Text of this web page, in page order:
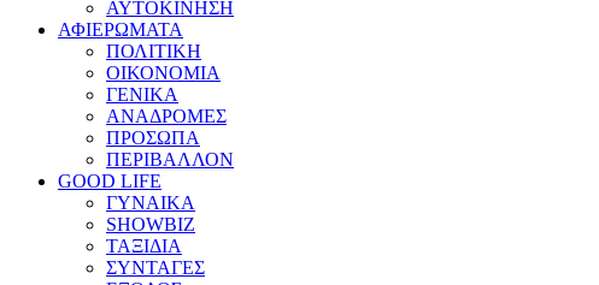
ΑΥΤΟΚΙΝΗΣΗ
ΑΦΙΕΡΩΜΑΤΑ
ΠΟΛΙΤΙΚΗ
ΟΙΚΟΝΟΜΙΑ
ΓΕΝΙΚΑ
ΑΝΑΔΡΟΜΕΣ
ΠΡΟΣΩΠΑ
ΠΕΡΙΒΑΛΛΟΝ
GOOD LIFE
ΓΥΝΑΙΚΑ
SHOWBIZ
ΤΑΞΙΔΙΑ
ΣΥΝΤΑΓΕΣ